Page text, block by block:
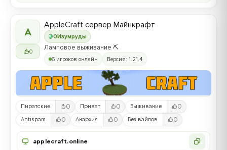
A
0
0Изумруды
AppleCraft сервер Майнкрафт
Ламповое выживание ⛏️
6 игроков онлайн Версия: 1.21.4
Пиратские 0 Приват 0 Выживание 0
Antispam 0 Анархия 0 Без вайпов 0
applecraft.online